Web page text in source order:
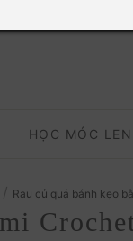
HỌC MÓC LEN
Rau củ quả bánh kẹo